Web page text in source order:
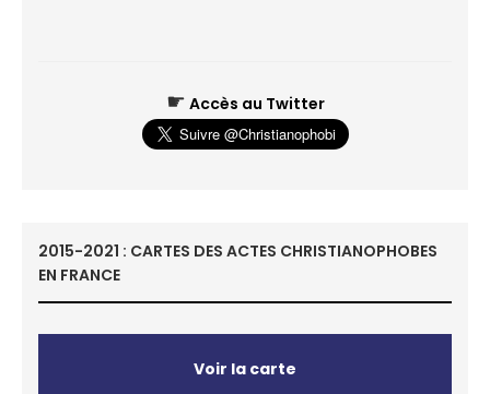
☛ Accès au Twitter
2015-2021 : CARTES DES ACTES CHRISTIANOPHOBES
EN FRANCE
Voir la carte